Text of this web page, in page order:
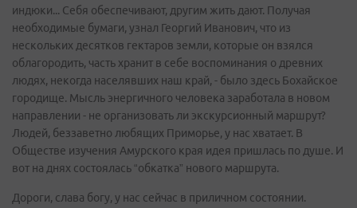
индюки... Себя обеспечивают, другим жить дают. Получая
необходимые бумаги, узнал Георгий Иванович, что из
нескольких десятков гектаров земли, которые он взялся
облагородить, часть хранит в себе воспоминания о древних
людях, некогда населявших наш край, - было здесь Бохайское
городище. Мысль энергичного человека заработала в новом
направлении - не организовать ли экскурсионный маршрут?
Людей, беззаветно любящих Приморье, у нас хватает. В
Обществе изучения Амурского края идея пришлась по душе. И
вот на днях состоялась “обкатка” нового маршрута.
Дороги, слава богу, у нас сейчас в приличном состоянии.